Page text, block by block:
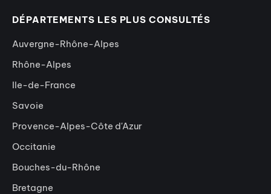
DÉPARTEMENTS LES PLUS CONSULTÉS
Auvergne-Rhône-Alpes
Rhône-Alpes
Ile-de-France
Savoie
Provence-Alpes-Côte d'Azur
Occitanie
Bouches-du-Rhône
Bretagne